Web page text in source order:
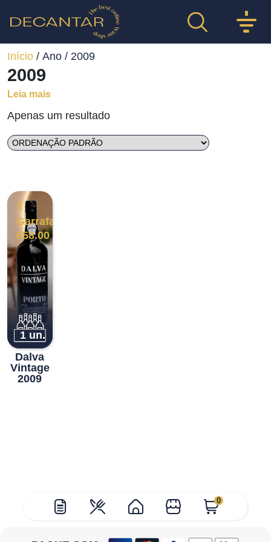
0
Início / Ano / 2009
2009
Leia mais
Apenas um resultado
1
Garrafa
€58.00
1 un.
Dalva
Vintage
2009